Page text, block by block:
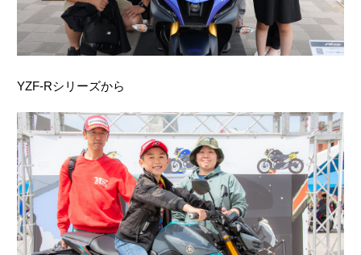
YZF-Rシリーズから